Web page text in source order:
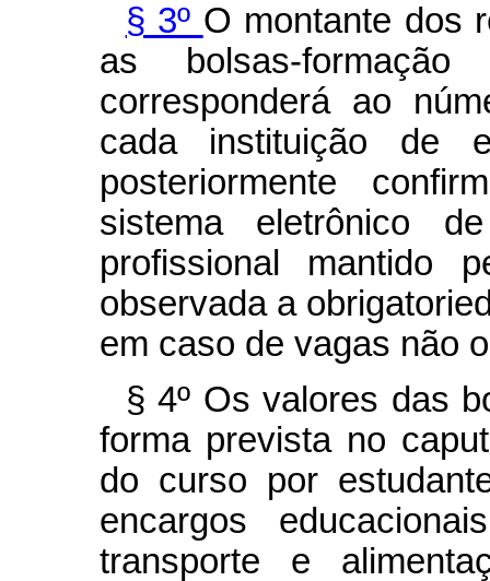
§ 3º O montante dos
as bolsas-
corresponderá ao
cada instituição de
posteriormente
sistema eletrônico
profissional mantido
observada a
em caso de vagas não
§ 4º Os valores das
forma prevista no
do curso por
encargos
transporte e